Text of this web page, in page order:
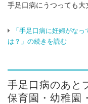
手足口病にうつっても
「手足口病に妊婦がな
は？」の続きを読む
手足口病のあと
保育園・幼稚園